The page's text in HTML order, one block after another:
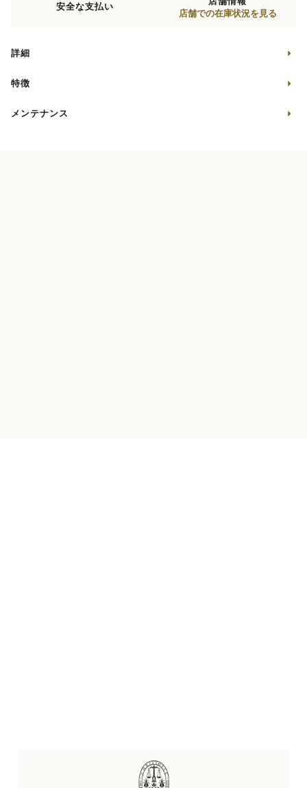
安全な支払い
店舗での在庫状況を見る
詳細
特徴
メンテナンス